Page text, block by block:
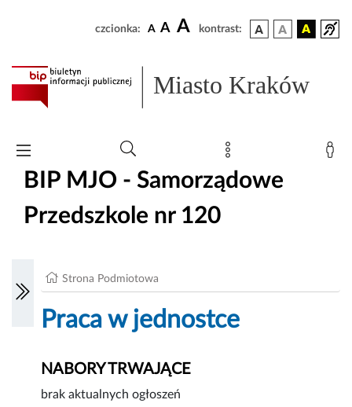
czcionka: A A A kontrast:
Miasto Kraków
BIP MJO - Samorządowe
Przedszkole nr 120
Strona Podmiotowa
Praca w jednostce
NABORY TRWAJĄCE
brak aktualnych ogłoszeń